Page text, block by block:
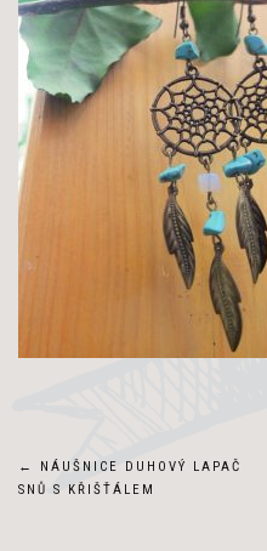
Navigace
←
NÁUŠNICE DUHOVÝ LAPAČ
SNŮ S KŘIŠŤÁLEM